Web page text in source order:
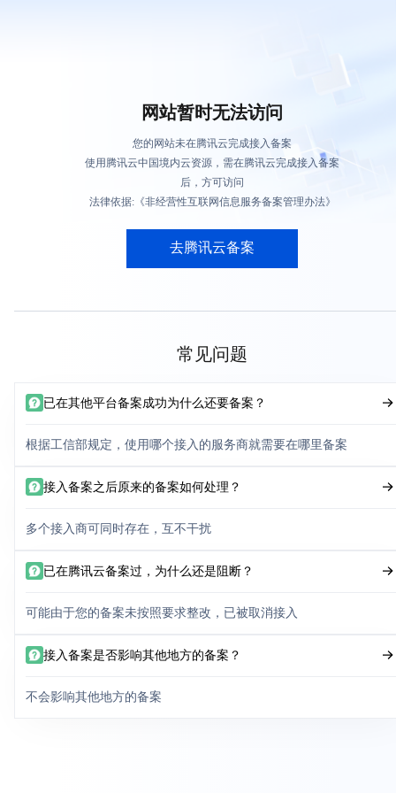
网站暂时无法访问
您的网站未在腾讯云完成接入备案
使用腾讯云中国境内云资源，需在腾讯云完成接入备案
后，方可访问
法律依据:《非经营性互联网信息服务备案管理办法》
去腾讯云备案
常见问题
已在其他平台备案成功为什么还要备案？
根据工信部规定，使用哪个接入的服务商就需要在哪里备案
接入备案之后原来的备案如何处理？
多个接入商可同时存在，互不干扰
已在腾讯云备案过，为什么还是阻断？
可能由于您的备案未按照要求整改，已被取消接入
接入备案是否影响其他地方的备案？
不会影响其他地方的备案